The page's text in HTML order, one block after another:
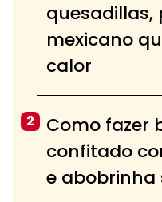
mexicano
calor
2
Como fazer
confitado
e abobrinha